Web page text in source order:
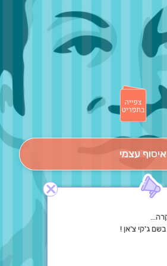
close
כריך אסייתי חריף ומטריף בשם ג'קי צ'אן !
איסוף עצמי